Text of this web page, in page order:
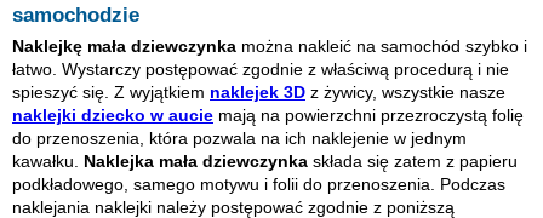
samochodzie
Naklejkę mała dziewczynka można nakleić na samochód szybko i
łatwo. Wystarczy postępować zgodnie z właściwą procedurą i nie
spieszyć się. Z wyjątkiem naklejek 3D z żywicy, wszystkie nasze
naklejki dziecko w aucie mają na powierzchni przezroczystą folię
do przenoszenia, która pozwala na ich naklejenie w jednym
kawałku. Naklejka mała dziewczynka składa się zatem z papieru
podkładowego, samego motywu i folii do przenoszenia. Podczas
naklejania naklejki należy postępować zgodnie z poniższą